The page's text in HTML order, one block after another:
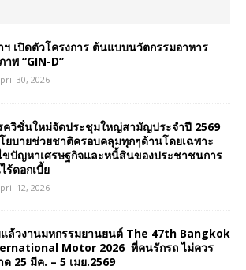
ฯ เปิดตัวโครงการ ต้นแบบนวัตกรรมอาหาร
าพ “GIN-D”
30, 2026
ควิชั่นใหม่จัดประชุมใหญ่สามัญประจำปี 2569
ยบายช่วยชาติครอบคลุมทุกๆด้านโดยเฉพาะ
ขปัญหาเศรษฐกิจและหนี้สินของประชาชนการ
ร้ดอกเบี้ย
12, 2026
แล้วงานมหกรรมยานยนต์ The 47th Bangkok
Motor 2026 ที่คนรักรถ ไม่ควร
ด 25 มีค. – 5 เมย.2569